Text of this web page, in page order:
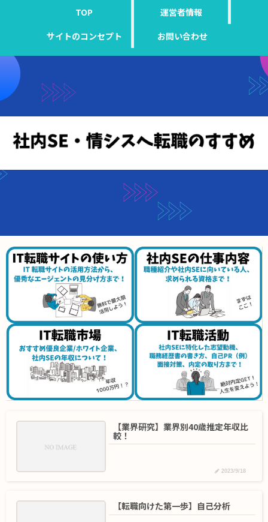
TOP
運営者情報
サイトのコンセプト
お問い合わせ
【業界研究】業界別40歳推定年収比
較！
2023/9/18
【転職向けた第一歩】自己分析